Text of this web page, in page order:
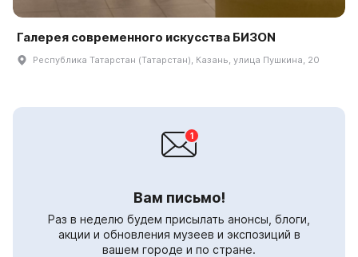
Галерея современного искусства БИЗON
Республика Татарстан (Татарстан), Казань, улица Пушкина, 20
Вам письмо!
Раз в неделю будем присылать анонсы, блоги,
акции и обновления музеев и экспозиций в
вашем городе и по стране.